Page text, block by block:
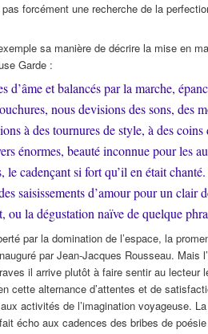
pas forcément une recherche de la
sa manière de décrire la mise en
Garde :
d’âme et balancés par la marche,
nous devisions des sons, des
à des tournures de style, à des
énormes, beauté inconnue pour les
le cadençant si fort qu’il en était
saisissements d’amour pour un clair
ou la dégustation naïve de quelque
par la domination de l’espace, la
par Jean-Jacques Rousseau.
il arrive plutôt à faire sentir au
cette alternance d’attentes et de
activités de l’imagination voyageuse.
écho aux cadences des bribes de